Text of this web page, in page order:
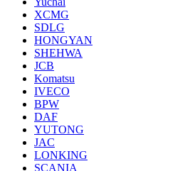
XCMG
SDLG
HONGYAN
SHEHWA
JCB
Komatsu
IVECO
BPW
DAF
YUTONG
JAC
LONKING
SCANIA